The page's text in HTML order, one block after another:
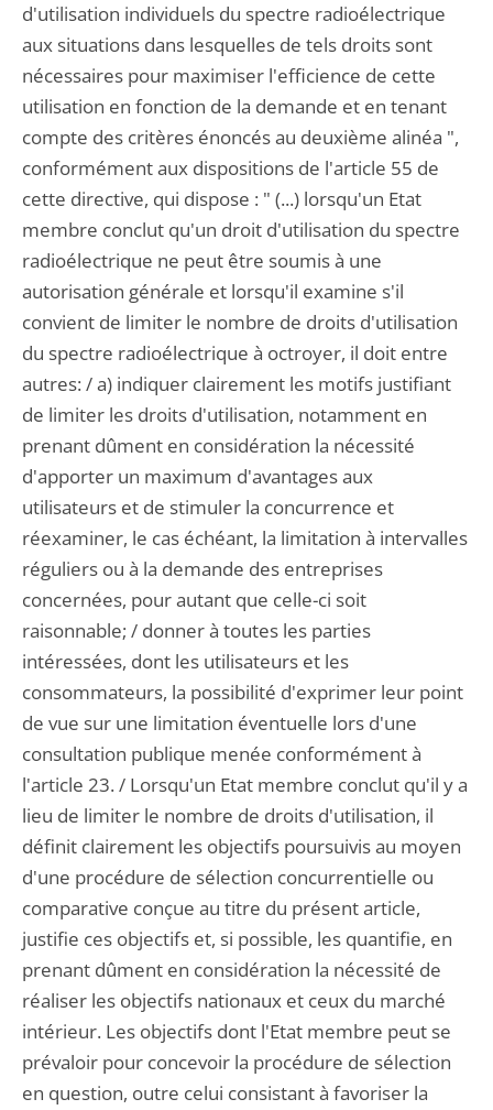
d'utilisation individuels du spectre radioélectrique
aux situations dans lesquelles de tels droits sont
nécessaires pour maximiser l'efficience de cette
utilisation en fonction de la demande et en tenant
compte des critères énoncés au deuxième alinéa ",
conformément aux dispositions de l'article 55 de
cette directive, qui dispose : " (...) lorsqu'un Etat
membre conclut qu'un droit d'utilisation du spectre
radioélectrique ne peut être soumis à une
autorisation générale et lorsqu'il examine s'il
convient de limiter le nombre de droits d'utilisation
du spectre radioélectrique à octroyer, il doit entre
autres: / a) indiquer clairement les motifs justifiant
de limiter les droits d'utilisation, notamment en
prenant dûment en considération la nécessité
d'apporter un maximum d'avantages aux
utilisateurs et de stimuler la concurrence et
réexaminer, le cas échéant, la limitation à intervalles
réguliers ou à la demande des entreprises
concernées, pour autant que celle-ci soit
raisonnable; / donner à toutes les parties
intéressées, dont les utilisateurs et les
consommateurs, la possibilité d'exprimer leur point
de vue sur une limitation éventuelle lors d'une
consultation publique menée conformément à
l'article 23. / Lorsqu'un Etat membre conclut qu'il y a
lieu de limiter le nombre de droits d'utilisation, il
définit clairement les objectifs poursuivis au moyen
d'une procédure de sélection concurrentielle ou
comparative conçue au titre du présent article,
justifie ces objectifs et, si possible, les quantifie, en
prenant dûment en considération la nécessité de
réaliser les objectifs nationaux et ceux du marché
intérieur. Les objectifs dont l'Etat membre peut se
prévaloir pour concevoir la procédure de sélection
en question, outre celui consistant à favoriser la